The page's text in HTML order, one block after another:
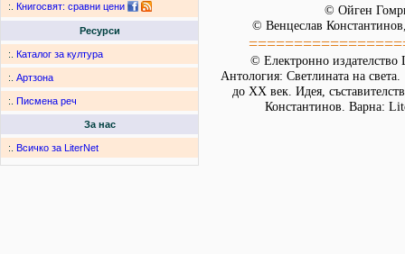
:. Книгосвят: сравни цени
Ресурси
:. Каталог за култура
:. Артзона
:. Писмена реч
За нас
:. Всичко за LiterNet
© Ойген
© Венцеслав
© Електронно издателство
Антология: Светлината на
до XX век. Идея,
Константинов. Варна: